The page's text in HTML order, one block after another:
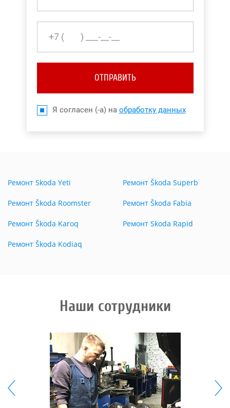
ОТПРАВИТЬ
Я согласен (-а) на обработку данных
Ремонт Skoda Yeti
Ремонт Škoda Roomster
Ремонт Škoda Karoq
Ремонт Škoda Kodiaq
Ремонт Škoda Superb
Ремонт Škoda Fabia
Ремонт Skoda Rapid
Наши сотрудники